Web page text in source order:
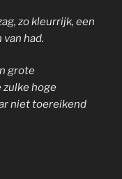
zo kleurrijk, een
had.
grote
hoge
niet toereikend